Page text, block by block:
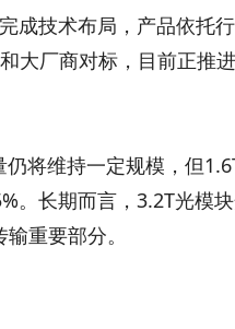
成技术布局，产品依托
大厂商对标，目前正推
将维持一定规模，但
。长期而言，3.2T光模
重要部分。